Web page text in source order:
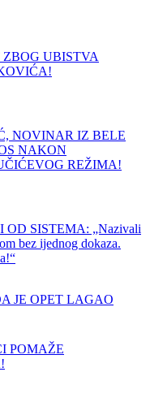
UBISTVA
NOVINAR IZ BELE
NAKON
REŽIMA!
OD SISTEMA: „Nazivali
bez ijednog dokaza.
JE OPET LAGAO
POMAŽE